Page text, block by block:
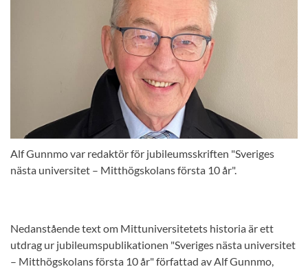
Alf Gunnmo var redaktör för jubileumsskriften "Sveriges
nästa universitet – Mitthögskolans första 10 år".
Nedanstående text om Mittuniversitetets historia är ett
utdrag ur jubileumspublikationen "Sveriges nästa universitet
– Mitthögskolans första 10 år" författad av Alf Gunnmo,